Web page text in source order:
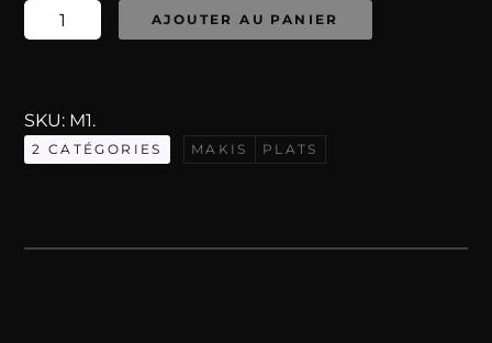
quantité
de
Saumon
AJOUTER AU PANIER
SKU: M1.
2 CATÉGORIES MAKIS PLATS